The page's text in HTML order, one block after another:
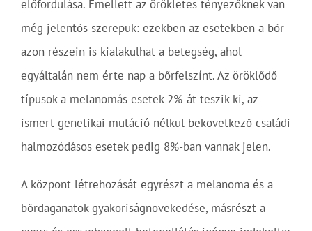
előfordulása. Emellett az örökletes tényezőknek van
még jelentős szerepük: ezekben az esetekben a bőr
azon részein is kialakulhat a betegség, ahol
egyáltalán nem érte nap a bőrfelszínt. Az öröklődő
típusok a melanomás esetek 2%-át teszik ki, az
ismert genetikai mutáció nélkül bekövetkező családi
halmozódásos esetek pedig 8%-ban vannak jelen.
A központ létrehozását egyrészt a melanoma és a
bőrdaganatok gyakoriságnövekedése, másrészt a